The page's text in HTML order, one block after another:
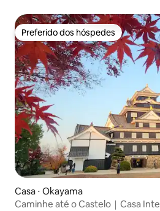
Preferido dos hóspedes
Preferido dos hóspedes
Casa ⋅ Okayama
Caminhe até o Castelo｜Casa